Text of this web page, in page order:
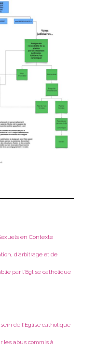
en Contexte
d’arbitrage et de
par lʼEglise catholique
de l'Eglise catholique
les abus commis à